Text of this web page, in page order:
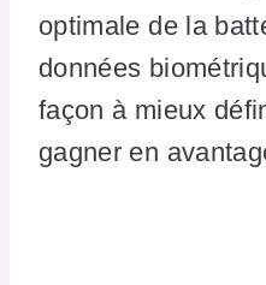
optimale de la
données
façon à mieux
gagner en